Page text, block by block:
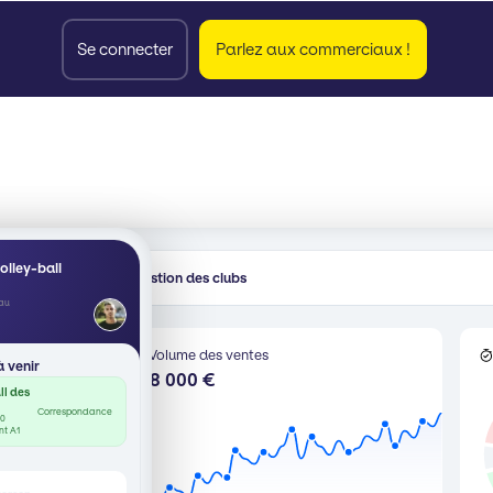
Se connecter Parlez aux commerciaux !
ball
venir
des
A1
Correspondance
volley-ball Gestion des clubs
Volume des ventes
198 000 €